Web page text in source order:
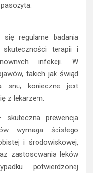
regularne badania
terapii i
infekcji. W
takich jak świąd
snu, konieczne jest
z lekarzem.
skuteczna prewencja
wymaga ścisłego
i środowiskowej,
zastosowania leków
potwierdzonej